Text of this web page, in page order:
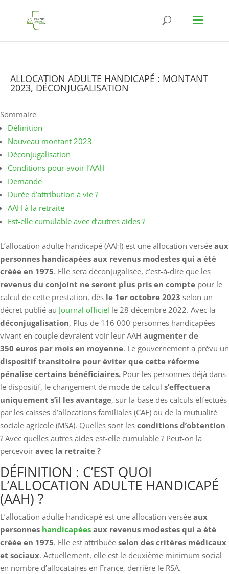
ALLOCATION ADULTE HANDICAPÉ : MONTANT
2023, DÉCONJUGALISATION
Sommaire
Définition
Nouveau montant 2023
Déconjugalisation
Conditions pour avoir l’AAH
Demande
Durée d’attribution à vie ?
AAH à la retraite
Est-elle cumulable avec d’autres aides ?
L’allocation adulte handicapé (AAH) est une allocation versée aux
personnes handicapées aux revenus modestes qui a été
créée en 1975. Elle sera déconjugalisée, c’est-à-dire que les
revenus du conjoint ne seront plus pris en compte pour le
calcul de cette prestation, dès le 1er octobre 2023 selon un
décret publié au Journal officiel le 28 décembre 2022. Avec la
déconjugalisation, Plus de 116 000 personnes handicapées
vivant en couple devraient voir leur AAH augmenter de
350 euros par mois en moyenne. Le gouvernement a prévu un
dispositif transitoire pour éviter que cette réforme
pénalise certains bénéficiaires. Pour les personnes déjà dans
le dispositif, le changement de mode de calcul s’effectuera
uniquement s’il les avantage, sur la base des calculs effectués
par les caisses d’allocations familiales (CAF) ou de la mutualité
sociale agricole (MSA). Quelles sont les conditions d’obtention
? Avec quelles autres aides est-elle cumulable ? Peut-on la
percevoir avec la retraite ?
DÉFINITION : C’EST QUOI
L’ALLOCATION ADULTE HANDICAPÉ
(AAH) ?
L’allocation adulte handicapé est une allocation versée aux
personnes handicapées aux revenus modestes qui a été
créée en 1975. Elle est attribuée selon des critères médicaux
et sociaux. Actuellement, elle est le deuxième minimum social
en nombre d’allocataires en France, derrière le RSA.